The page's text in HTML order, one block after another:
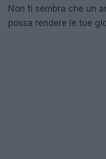
Non ti sembra che un
possa rendere le tue